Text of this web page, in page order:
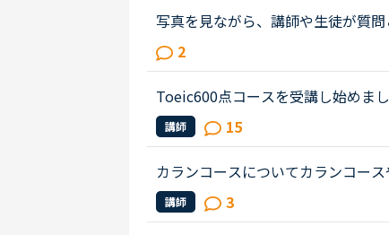
写真を見ながら、講師や生徒が質
かのコースを受講してみたのです
続いてのリーディング・
2
Toeic600点コースを受講し始めま
年のToeic535点でした。得点をも
をつけたくて、このコースに取り組...
講師 15
カランコースについてカランコー
時にカランがとても難しいという
スンの時の難しさや感想を教えてく...
講師 3